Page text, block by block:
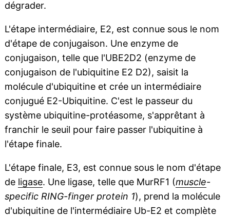
dégrader.
L'étape intermédiaire, E2, est connue sous le nom
d'étape de conjugaison. Une enzyme de
conjugaison, telle que l'UBE2D2 (enzyme de
conjugaison de l'ubiquitine E2 D2), saisit la
molécule d'ubiquitine et crée un intermédiaire
conjugué E2-Ubiquitine. C'est le passeur du
système ubiquitine-protéasome, s'apprêtant à
franchir le seuil pour faire passer l'ubiquitine à
l'étape finale.
L'étape finale, E3, est connue sous le nom d'étape
de ligase. Une ligase, telle que MurRF1 (muscle-
specific RING-finger protein 1), prend la molécule
d'ubiquitine de l'intermédiaire Ub-E2 et complète